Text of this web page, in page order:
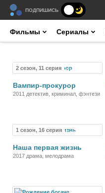
ПОДПИШИСЬ
Фильмы Сериалы
2 сезон, 11 серия Сериал
Вампир-прокурор
2011 детектив, криминал, фэнтези
1 сезон, 16 серия Сериал
Наша первая жизнь
2017 драма, мелодрама